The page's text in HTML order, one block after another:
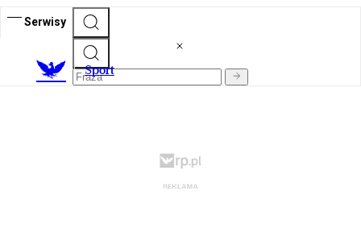
Serwisy
Sport